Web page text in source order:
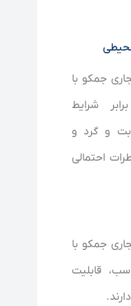
جمکو با
شرایط
و گرد و
احتمالی
جمکو با
قابلیت